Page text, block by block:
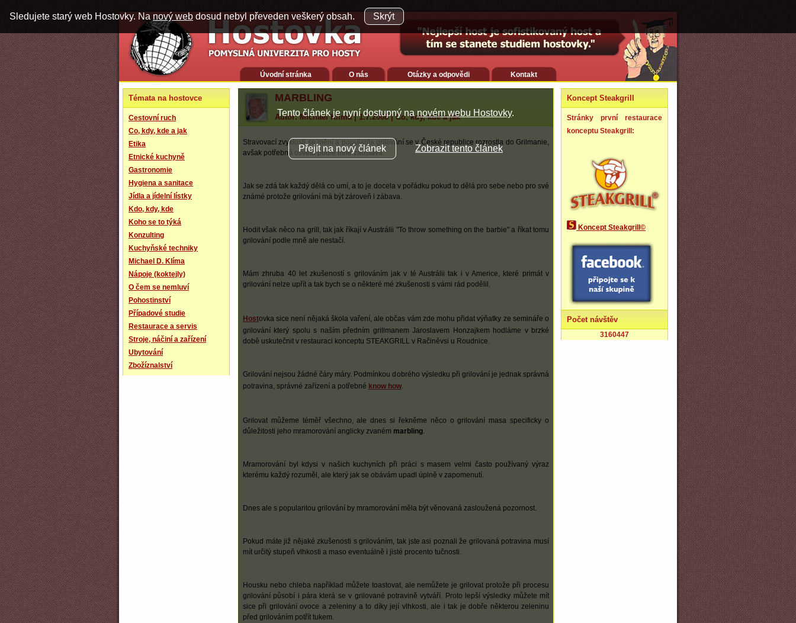
Sledujete starý web Hostovky. Na nový web dosud nebyl převeden veškerý obsah. Skrýt
Úvodní stránka O nás Otázky a odpovědi Kontakt
Témata na hostovce
Cestovní ruch
Co, kdy, kde a jak
Etika
Etnické kuchyně
Gastronomie
Hygiena a sanitace
Jídla a jídelní lístky
Kdo, kdy, kde
Koho se to týká
Konzulting
Kuchyňské techniky
Michael D. Klíma
Nápoje (koktejly)
O čem se nemluví
Pohostinství
Případové studie
Restaurace a servis
Stroje, náčiní a zařízení
Ubytování
Zbožíznalství
Tento článek je nyní dostupný na novém webu Hostovky.
Přejít na nový článek Zobrazit tento článek
MARBLING
Autor: Michael Klíma | 1.7.2008 | Co, kdy, kde a jak
Stravovací zvyklosti se mění a popularita grilování se v České republice rozrostla do Grilmanie,
avšak potřebná osvěta podle mně zaostává.
Jak se zdá tak každý dělá co umí, a to je docela v pořádku pokud to dělá pro sebe nebo pro své
známé protože grilování má být zároveň i zábava.
Hodit však něco na grill, tak jak říkají v Austrálii "To throw something on the barbie" a říkat tomu
grilování podle mně ale nestačí.
Mám zhruba 40 let zkušeností s grilováním jak v té Austrálii tak i v Americe, které primát v
grilování nelze upřít a tak bych se o některé mé zkušenosti s vámi rád podělil.
Hostovka sice není nějaká škola vaření, ale občas vám zde mohu přidat výňatky ze semináře o
grilování který spolu s naším předním grillmanem Jaroslavem Honzajkem hodláme v brzké
době uskutečnit v restauraci konceptu STEAKGRILL v Račiněvsi u Roudnice.
Grilování nejsou žádné čáry máry. Podmínkou dobrého výsledku při grilování je jednak správná
potravina, správné zařízení a potřebné know how.
Grilovat můžeme téměř všechno, ale dnes si řekněme něco o grilování masa specificky o
důležitosti jeho mramorování anglicky zvaném marbling.
Mramorování byl kdysi v našich kuchyních při práci s masem velmi často používaný výraz
kterému každý rozuměl, ale který jak se obávám upadl úplně v zapomenutí.
Dnes ale s popularitou grilování by mramorování měla být věnovaná zasloužená pozornost.
Pokud máte již nějaké zkušenosti s grilováním, tak jste asi poznali že grilovaná potravina musí
mít určitý stupeň vlhkosti a maso eventuálně i jisté procento tučnosti.
Housku nebo chleba například můžete toastovat, ale nemůžete je grilovat protože při procesu
grilování působí i pára která se v grilované potravině vytváří. Proto lepší výsledky můžete mít
sice při grilování ovoce a zeleniny a to díky její vlhkosti, ale i tak je dobře některou zeleninu
před grilováním potřít tukem.
Koncept Steakgrill
Stránky první restaurace
konceptu Steakgrill:
Koncept Steakgrill©
Počet návštěv
3160447